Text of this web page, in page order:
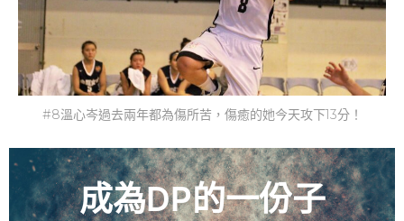
#8溫心岑過去兩年都為傷所苦，傷癒的她今天攻下13分！
成為DP的一份子